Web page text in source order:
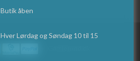
Butik åben
Hver Lørdag og Søndag 10 til 15